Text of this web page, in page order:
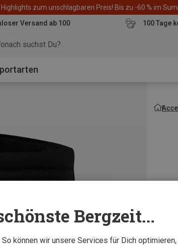
Highlights zum unschlagbaren Preis! Bis zu -60 % im
Versand ab 100
100 Tage
Bergzeit...
können wir unsere Services für Dich